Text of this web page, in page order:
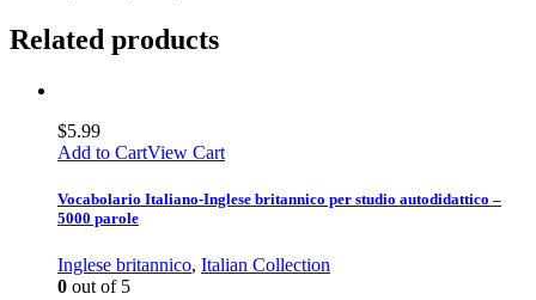
Related products
$5.99
Add to CartView Cart
Vocabolario Italiano-Inglese britannico per studio autodidattico –
5000 parole
Inglese britannico, Italian Collection
0 out of 5